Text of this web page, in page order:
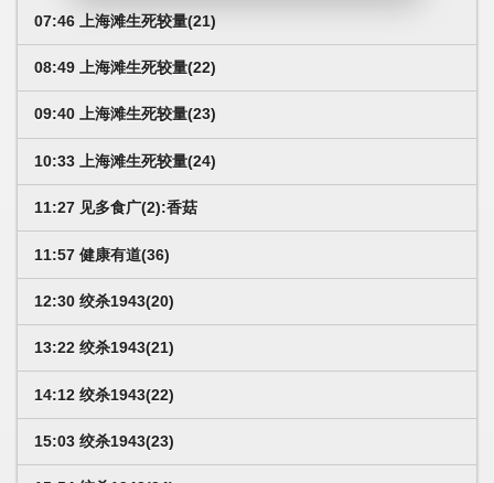
07:46 上海滩生死较量(21)
08:49 上海滩生死较量(22)
09:40 上海滩生死较量(23)
10:33 上海滩生死较量(24)
11:27 见多食广(2):香菇
11:57 健康有道(36)
12:30 绞杀1943(20)
13:22 绞杀1943(21)
14:12 绞杀1943(22)
15:03 绞杀1943(23)